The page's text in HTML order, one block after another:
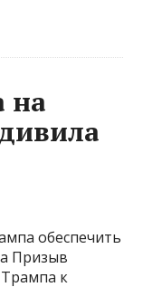
на
обеспечить
Призыв
к